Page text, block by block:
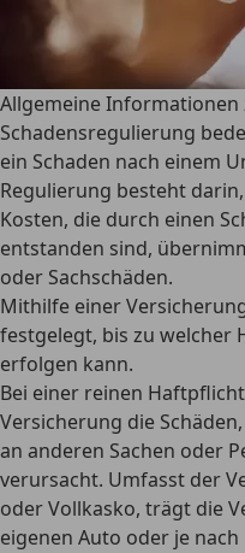
Allgemeine
Schadensregulierung
ein Schaden nach einem
Regulierung besteht
Kosten, die durch einen
entstanden sind,
oder Sachschäden.
Mithilfe einer
festgelegt, bis zu welcher
erfolgen kann.
Bei einer reinen
Versicherung die
an anderen Sachen oder
verursacht. Umfasst der
oder Vollkasko, trägt die
eigenen Auto oder je